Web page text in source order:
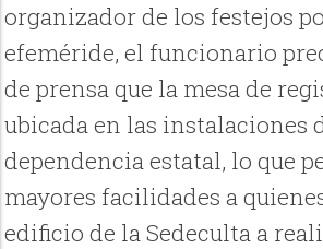
organizador de los festejos
efeméride, el funcionario
de prensa que la mesa de
ubicada en las instalaciones
dependencia estatal, lo que
mayores facilidades a
edificio de la Sedeculta a